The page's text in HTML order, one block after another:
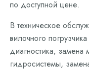
по доступной цене.
В техническое
вилочного
диагностика,
гидросистемы,